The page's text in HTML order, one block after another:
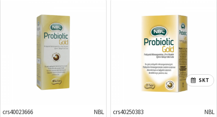
%22
crs40023666
NBL
%23
SKT
crs40250383
NBL